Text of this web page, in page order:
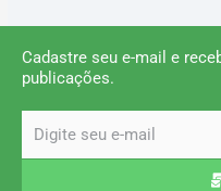
Cadastre seu e-mail e
publicações.